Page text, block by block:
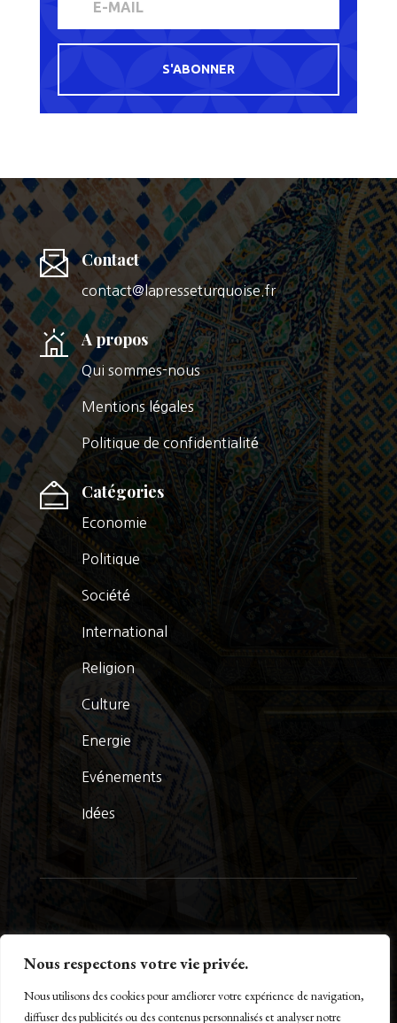
Nous respectons votre vie privée.
Nous utilisons des cookies pour améliorer votre expérience de navigation,
diffuser des publicités ou des contenus personnalisés et analyser notre
S'ABONNER
Contact
contact@lapresseturquoise.fr
A propos
Qui sommes-nous
Mentions légales
Politique de confidentialité
Catégories
Economie
Politique
Société
International
Religion
Culture
Energie
Evénements
Idées